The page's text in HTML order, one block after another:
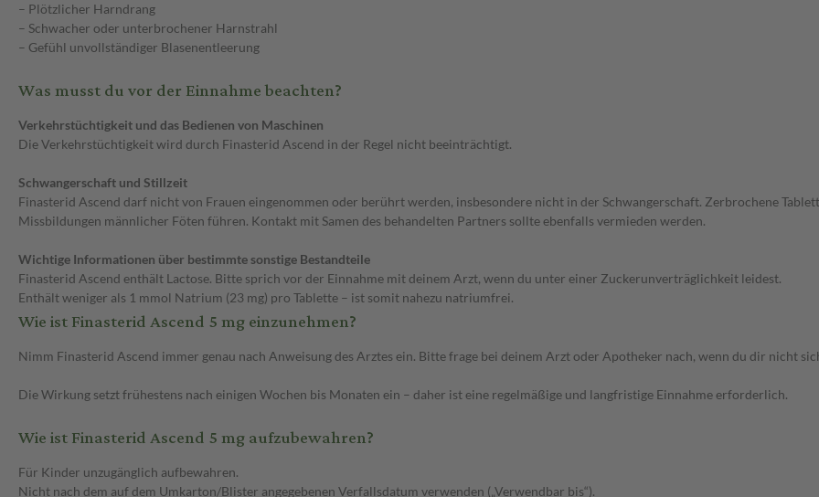
– Plötzlicher Harndrang
– Schwacher oder unterbrochener Harnstrahl
– Gefühl unvollständiger Blasenentleerung
Was musst du vor der Einnahme beachten?
Verkehrstüchtigkeit und das Bedienen von Maschinen
Die Verkehrstüchtigkeit wird durch Finasterid Ascend in der Regel nicht beeinträchtigt.
Schwangerschaft und Stillzeit
Finasterid Ascend darf nicht von Frauen eingenommen oder berührt werden, insbesondere nicht in der Schwangerschaft. Zerbrochene
Missbildungen männlicher Föten führen. Kontakt mit Samen des behandelten Partners sollte ebenfalls vermieden werden.
Wichtige Informationen über bestimmte sonstige Bestandteile
Finasterid Ascend enthält Lactose. Bitte sprich vor der Einnahme mit deinem Arzt, wenn du unter einer Zuckerunverträglichkeit leidest.
Enthält weniger als 1 mmol Natrium (23 mg) pro Tablette – ist somit nahezu natriumfrei.
Wie ist Finasterid Ascend 5 mg einzunehmen?
Nimm Finasterid Ascend immer genau nach Anweisung des Arztes ein. Bitte frage bei deinem Arzt oder Apotheker nach, wenn du dir nicht
Die Wirkung setzt frühestens nach einigen Wochen bis Monaten ein – daher ist eine regelmäßige und langfristige Einnahme erforderlich.
Wie ist Finasterid Ascend 5 mg aufzubewahren?
Für Kinder unzugänglich aufbewahren.
Nicht nach dem auf dem Umkarton/Blister angegebenen Verfallsdatum verwenden („Verwendbar bis“).